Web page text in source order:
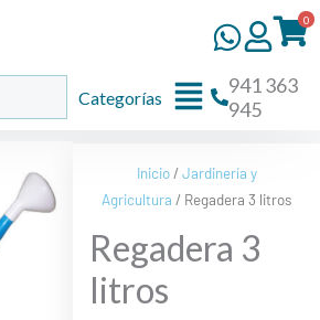
0
Flyout
Categorías
941 363
945
Inicio/Jardinería y
Agricultura / Regadera 3 litros
Regadera 3
litros